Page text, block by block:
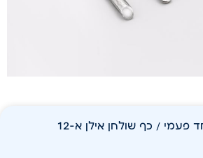
פעמי / כף שולחן אילן א-12